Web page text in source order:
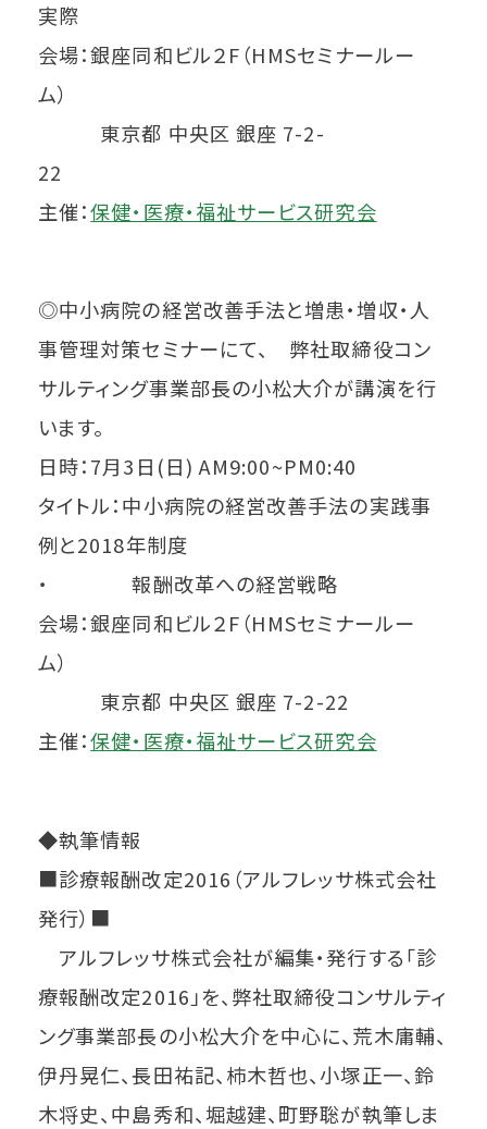
実際
会場：銀座同和ビル２F（HMSセミナールー
ム）
東京都 中央区 銀座 7-2-
22
主催：保健・医療・福祉サービス研究会
◎中小病院の経営改善手法と増患・増収・人
事管理対策セミナーにて、 弊社取締役コン
サルティング事業部長の小松大介が講演を行
います。
日時：7月3日(日) AM9:00~PM0:40
タイトル：中小病院の経営改善手法の実践事
例と2018年制度
・ 報酬改革への経営戦略
会場：銀座同和ビル２F（HMSセミナールー
ム）
東京都 中央区 銀座 7-2-22
主催：保健・医療・福祉サービス研究会
◆執筆情報
■診療報酬改定2016（アルフレッサ株式会社
発行）■
アルフレッサ株式会社が編集・発行する「診
療報酬改定2016」を、弊社取締役コンサルティ
ング事業部長の小松大介を中心に、荒木庸輔、
伊丹晃仁、長田祐記、柿木哲也、小塚正一、鈴
木将史、中島秀和、堀越建、町野聡が執筆しま